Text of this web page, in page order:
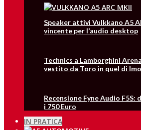
Speaker attivi Vulkkano A5
vincente per l’audio desktop
Technics a Lamborghini
vestito da Toro in quel di
Recensione Fyne Audio
i 750 Euro
IN PRATICA